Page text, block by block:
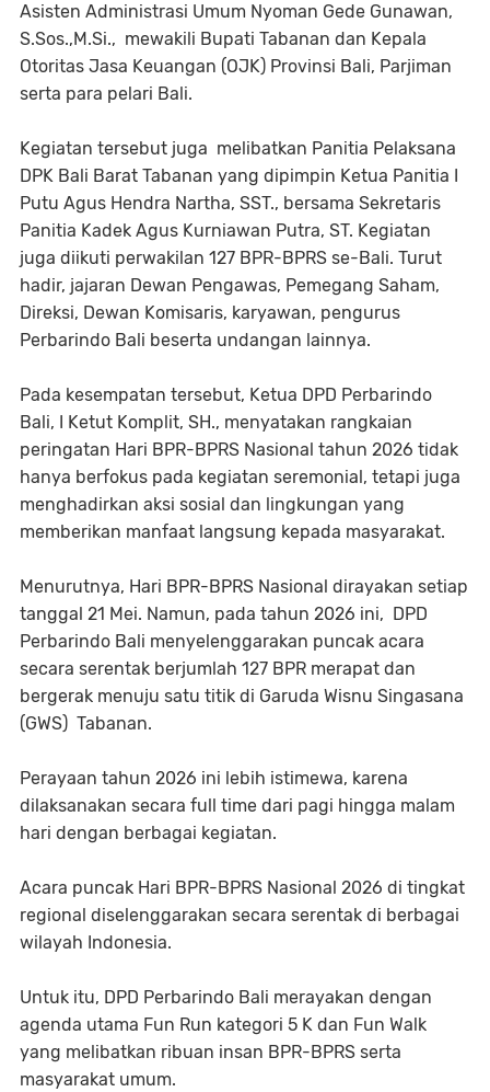
Asisten Administrasi Umum Nyoman Gede Gunawan,
S.Sos.,M.Si., mewakili Bupati Tabanan dan Kepala
Otoritas Jasa Keuangan (OJK) Provinsi Bali, Parjiman
serta para pelari Bali.
Kegiatan tersebut juga melibatkan Panitia Pelaksana
DPK Bali Barat Tabanan yang dipimpin Ketua Panitia I
Putu Agus Hendra Nartha, SST., bersama Sekretaris
Panitia Kadek Agus Kurniawan Putra, ST. Kegiatan
juga diikuti perwakilan 127 BPR-BPRS se-Bali. Turut
hadir, jajaran Dewan Pengawas, Pemegang Saham,
Direksi, Dewan Komisaris, karyawan, pengurus
Perbarindo Bali beserta undangan lainnya.
Pada kesempatan tersebut, Ketua DPD Perbarindo
Bali, I Ketut Komplit, SH., menyatakan rangkaian
peringatan Hari BPR-BPRS Nasional tahun 2026 tidak
hanya berfokus pada kegiatan seremonial, tetapi juga
menghadirkan aksi sosial dan lingkungan yang
memberikan manfaat langsung kepada masyarakat.
Menurutnya, Hari BPR-BPRS Nasional dirayakan setiap
tanggal 21 Mei. Namun, pada tahun 2026 ini, DPD
Perbarindo Bali menyelenggarakan puncak acara
secara serentak berjumlah 127 BPR merapat dan
bergerak menuju satu titik di Garuda Wisnu Singasana
(GWS) Tabanan.
Perayaan tahun 2026 ini lebih istimewa, karena
dilaksanakan secara full time dari pagi hingga malam
hari dengan berbagai kegiatan.
Acara puncak Hari BPR-BPRS Nasional 2026 di tingkat
regional diselenggarakan secara serentak di berbagai
wilayah Indonesia.
Untuk itu, DPD Perbarindo Bali merayakan dengan
agenda utama Fun Run kategori 5 K dan Fun Walk
yang melibatkan ribuan insan BPR-BPRS serta
masyarakat umum.